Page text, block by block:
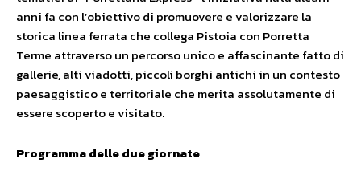
anni fa con l’obiettivo di promuovere e valorizzare la
storica linea ferrata che collega Pistoia con Porretta
Terme attraverso un percorso unico e affascinante fatto di
gallerie, alti viadotti, piccoli borghi antichi in un contesto
paesaggistico e territoriale che merita assolutamente di
essere scoperto e visitato.
Programma delle due giornate